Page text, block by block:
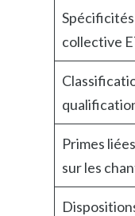
collective
Primes
sur les